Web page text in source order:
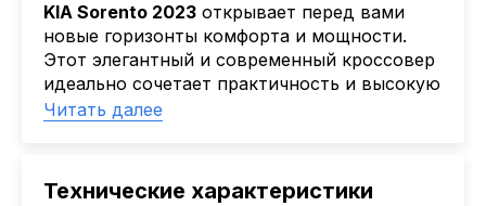
KIA Sorento 2023 открывает перед вами
новые горизонты комфорта и мощности.
Этот элегантный и современный кроссовер
идеально сочетает практичность и высокую
производительность, делая каждую
изысканная комплектация 4WD Prestige
Читать далее
Технические характеристики
Лизинг: BYN 17% | USD 7.99% | EUR 6.99%
Также доступен кредит "Проще простого" 18.9%
Активлизиг
Индивидуальные условия по сделкам
0% аванс (клиенты Альфы) | от 10% (остальные)